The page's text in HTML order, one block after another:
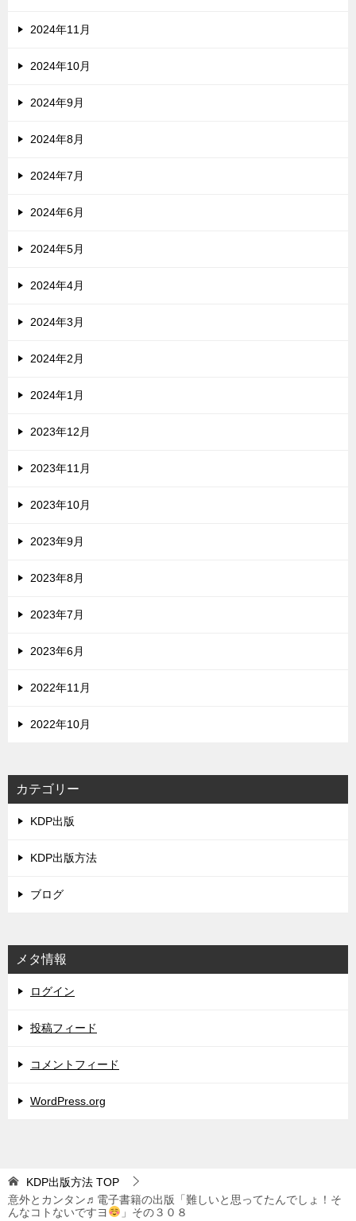
2024年11月
2024年10月
2024年9月
2024年8月
2024年7月
2024年6月
2024年5月
2024年4月
2024年3月
2024年2月
2024年1月
2023年12月
2023年11月
2023年10月
2023年9月
2023年8月
2023年7月
2023年6月
2022年11月
2022年10月
カテゴリー
KDP出版
KDP出版方法
ブログ
メタ情報
ログイン
投稿フィード
コメントフィード
WordPress.org
KDP出版方法 TOP
意外とカンタン♬電子書籍の出版「難しいと思ってたんでしょ！そ
んなコトないですヨ
」その３０８